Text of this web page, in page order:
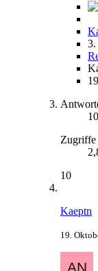
3.
10
Zugriffe
10
Kaeptn
19.